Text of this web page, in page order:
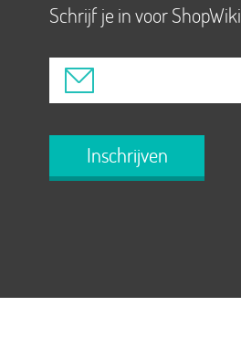
Schrijf je in voor
Inschrijven